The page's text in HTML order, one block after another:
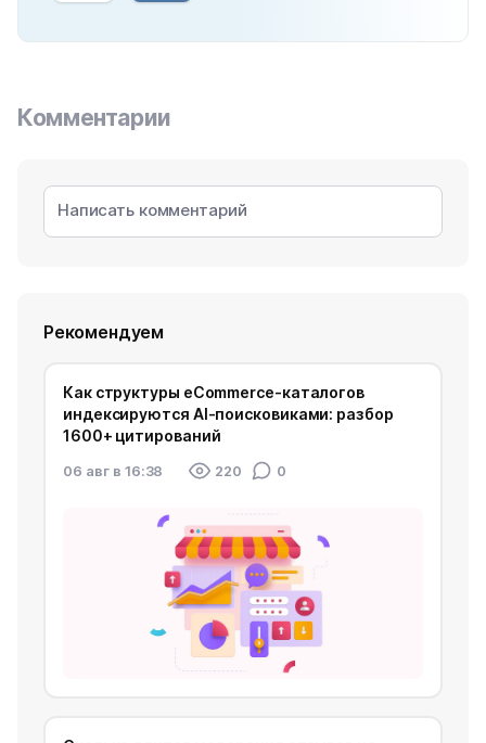
Комментарии
Рекомендуем
Как структуры eCommerce-каталогов
индексируются AI-поисковиками: разбор
1600+ цитирований
06 авг в 16:38 220 0